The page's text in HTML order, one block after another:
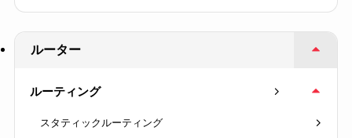
ルーター
ルーティング
スタティックルーティング